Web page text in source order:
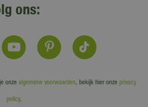
ons:
onze algemene voorwaarden, bekijk hier onze privacy
policy.